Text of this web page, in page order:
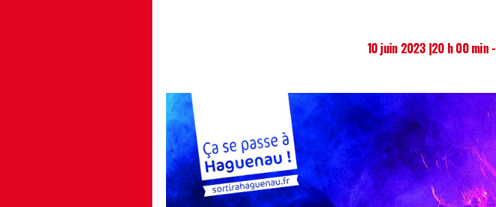
10 juin 2023 |20 h 00 min-